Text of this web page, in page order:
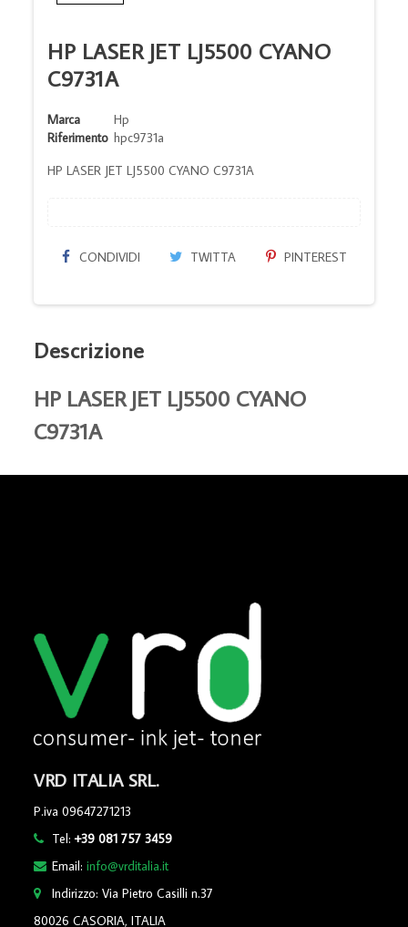
HP LASER JET LJ5500 CYANO
C9731A
Marca
Hp
Riferimento hpc9731a
HP LASER JET LJ5500 CYANO C9731A
CONDIVIDI TWITTA PINTEREST
Descrizione
HP LASER JET LJ5500 CYANO
C9731A
VRD ITALIA SRL.
P.iva 09647271213
Tel:+39 081 757 3459
Email:info@vrditalia.it
Indirizzo: Via Pietro Casilli n.37
80026 CASORIA, ITALIA